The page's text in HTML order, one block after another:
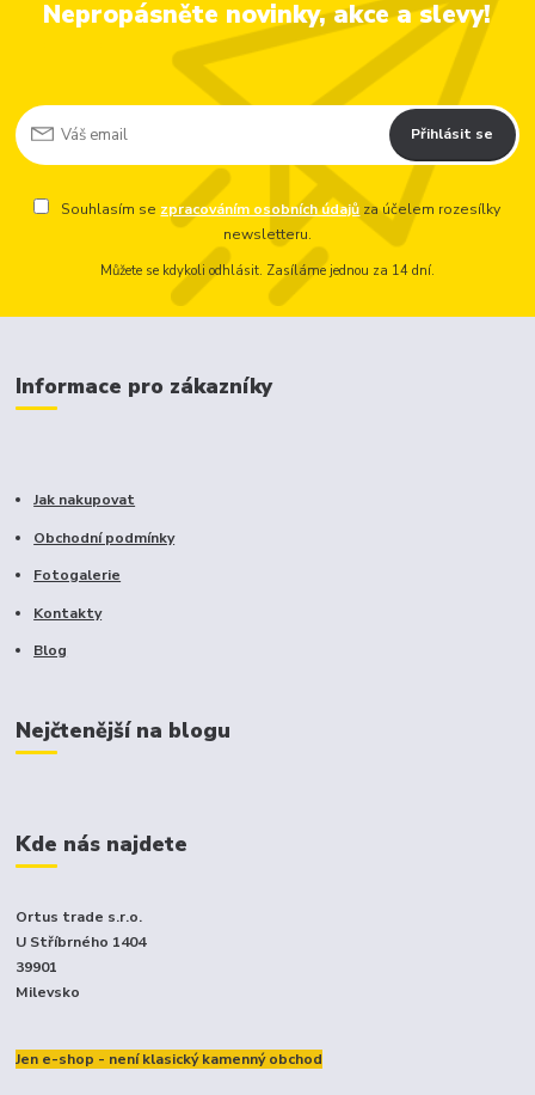
Nepropásněte novinky, akce a slevy!
Přihlásit se
Souhlasím se zpracováním osobních údajů za účelem rozesílky
newsletteru.
Můžete se kdykoli odhlásit. Zasíláme jednou za 14 dní.
Informace pro zákazníky
Jak nakupovat
Obchodní podmínky
Fotogalerie
Kontakty
Blog
Nejčtenější na blogu
Kde nás najdete
Ortus trade s.r.o.
U Stříbrného 1404
39901
Milevsko
Jen e-shop - není klasický kamenný obchod